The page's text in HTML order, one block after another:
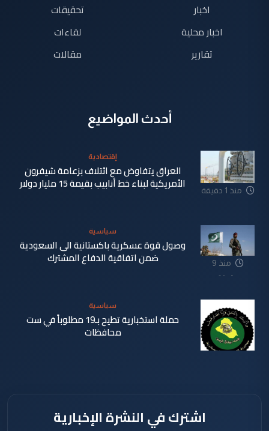
اخبار
اخبار محلية
تقارير
تحقيقات
لقاءات
مقالات
أحدث المواضيع
منذ 1 دقيقة
إقتصادية
العراق يتفاوض مع ائتلاف بزعامة شيفرون
الأمريكية لبناء خط أنابيب بقيمة 15 مليار دولار
منذ 9
دقيقة
سياسية
وصول قوة عسكرية باكستانية الى السعودية
ضمن اتفاقية الدفاع المشترك
سياسية
حملة استخبارية تطيح بـ19 مطلوباً في ست
محافظات
اشترك في النشرة الإخبارية